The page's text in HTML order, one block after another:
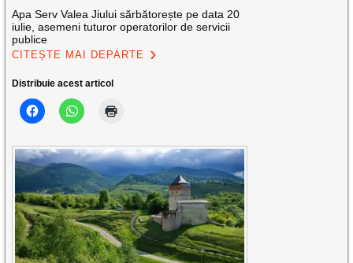
Apa Serv Valea Jiului sărbătorește pe data 20
iulie, asemeni tuturor operatorilor de servicii
publice
CITEȘTE MAI DEPARTE
Distribuie acest articol